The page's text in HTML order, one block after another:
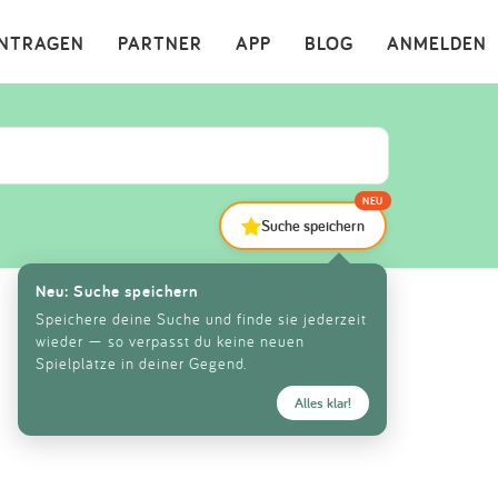
ANMELDEN
BLOG
APP
PARTNER ×
Suche speichern
NEU
Neu: Suche speichern
Speichere deine Suche und finde sie jederzeit
wieder — so verpasst du keine neuen
Spielplätze in deiner Gegend.
Alles klar!